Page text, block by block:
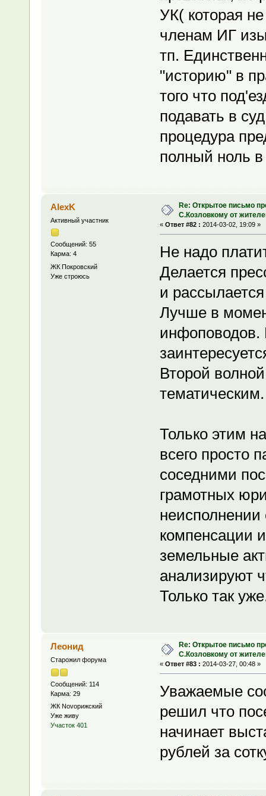
УК( которая
членам ИГ
тп.
"историю" в
того что
подавать в
процедура
полный ноль
AlexK
Активный участник
Сообщений: 55
Карма: 4
ЖК Покровский
Уже строюсь
Re: Открытое письмо
С.Козловкому от
« Ответ #82 : 2014-03-02, 19:09 »
Не надо
Делается
и
Лучше в
инфоповодов.
Второй
тематическим.
Только этим
всего просто
соседними
грамотных
неисполнении
компенсации
земельные
анализируют
Только так
Леонид
Старожил форума
Сообщений: 114
Карма: 29
ЖК Novoрижский
Уже живу
Участок 401
Re: Открытое письмо
С.Козловкому от
« Ответ #83 : 2014-03-27, 00:48 »
Уважаемые
решил что
начинает
рублей за